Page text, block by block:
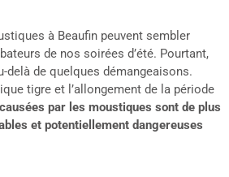
à Beaufin peuvent sembler
de nos soirées d’été. Pourtant,
delà de quelques démangeaisons.
tigre et l’allongement de la période
par les moustiques sont de plus
et potentiellement dangereuses